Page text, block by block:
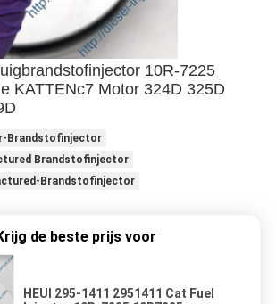
10R-7225
KATTENc7 Motor 324D 325D
Brandstofinjector
Brandstofinjector
Brandstofinjector
de beste prijs voor
HEUI 295-1411 2951411 Cat Fuel